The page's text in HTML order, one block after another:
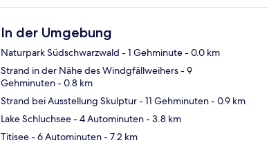
In der Umgebung
Naturpark Südschwarzwald - 1 Gehminute- 0.0 km
Strand in der Nähe des Windgfällweihers- 9
Gehminuten- 0.8 km
Strand bei Ausstellung Skulptur- 11 Gehminuten- 0.9 km
Lake Schluchsee- 4 Autominuten- 3.8 km
Titisee- 6 Autominuten- 7.2 km